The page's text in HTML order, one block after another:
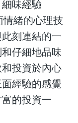
味經驗
情緒的心理技
刻連結的一
仔細地品味
投資於內心
經驗的感覺
的投資一